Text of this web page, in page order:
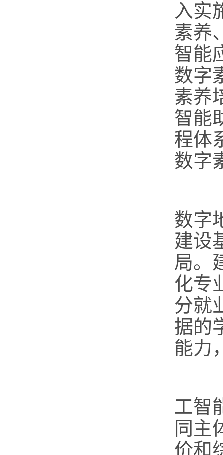
入实
素养
智能
数字
素养
智能
程体
数字
数字
建设
局。
化专
分就
据的
能力
工智
同主
价和